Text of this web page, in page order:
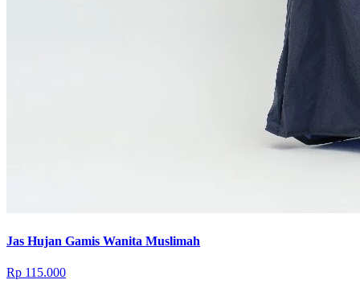
Jas Hujan Gamis Wanita Muslimah
Rp 115.000